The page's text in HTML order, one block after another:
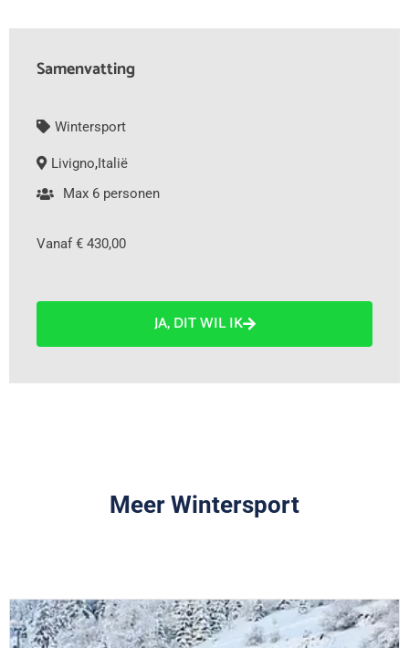
Samenvatting
Wintersport
Livigno,Italië
Max 6 personen
Vanaf € 430,00
JA, DIT WIL IK
Meer Wintersport